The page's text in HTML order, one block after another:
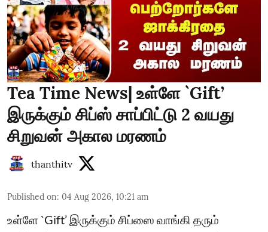
Tea Time News| உள்ளே `Gift’
இருக்கும் சிப்ஸ் சாப்பிட்டு 2 வயது
சிறுவன் அகால மரணம்
thanthitv
Published on: 04 Aug 2026, 10:21 am
உள்ளே `Gift’ இருக்கும் சிப்ஸை வாங்கி தரும்